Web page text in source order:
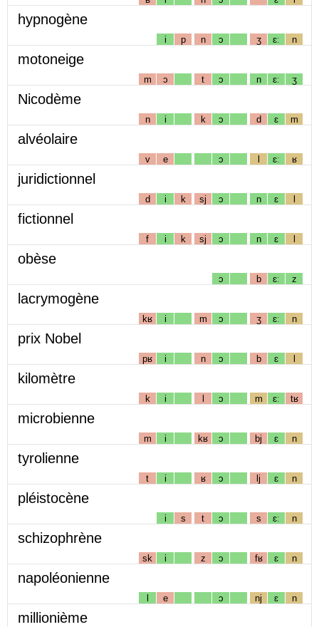
hypnogène
i p n ɔ ʒ ɛː n
motoneige
m ɔ t ɔ n ɛː ʒ
Nicodème
n i k ɔ d ɛ m
alvéolaire
v e ɔ l ɛː ʁ
juridictionnel
d i k sj ɔ n ɛ l
fictionnel
f i k sj ɔ n ɛ l
obèse
ɔ b ɛː z
lacrymogène
kʁ i m ɔ ʒ ɛː n
prix Nobel
pʁ i n ɔ b ɛ l
kilomètre
k i l ɔ m ɛː tʁ
microbienne
m i kʁ ɔ bj ɛ n
tyrolienne
t i ʁ ɔ lj ɛ n
pléistocène
i s t ɔ s ɛː n
schizophrène
sk i z ɔ fʁ ɛ n
napoléonienne
l e ɔ nj ɛ n
millionième